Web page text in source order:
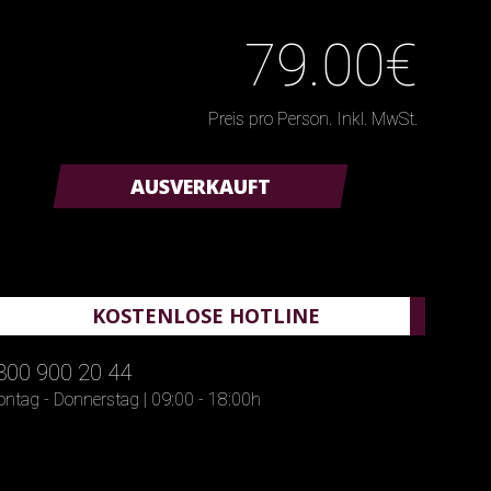
79.00€
Preis pro Person. Inkl. MwSt.
AUSVERKAUFT
KOSTENLOSE HOTLINE
900 20 44
- Donnerstag | 09:00 - 18:00h